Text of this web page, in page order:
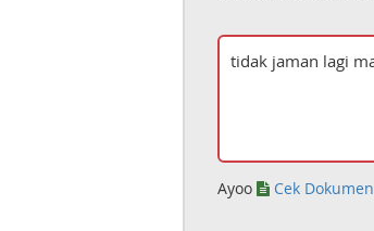
Ayoo Cek Dokumen